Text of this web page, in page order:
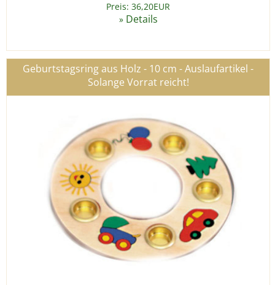
Preis: 36,20EUR
» Details
Geburtstagsring aus Holz - 10 cm - Auslaufartikel -
Solange Vorrat reicht!